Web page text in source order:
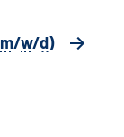
m/w/d)